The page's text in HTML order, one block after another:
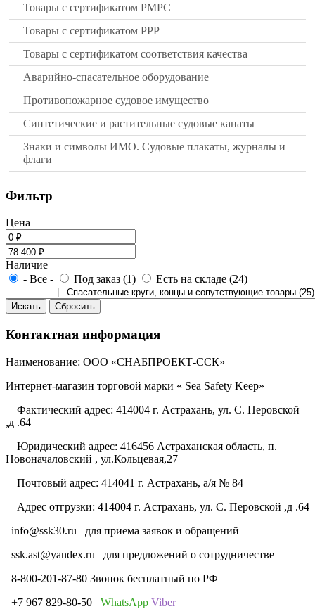
Товары с сертификатом РМРС
Товары с сертификатом РРР
Товары с сертификатом соответствия качества
Аварийно-спасательное оборудование
Противопожарное судовое имущество
Синтетические и растительные судовые канаты
Знаки и символы ИМО. Судовые плакаты, журналы и
флаги
Фильтр
Цена
Наличие
- Все -
Под заказ (1) Есть на складе (24)
Контактная информация
Наименование: ООО «СНАБПРОЕКТ-ССК»
Интернет-магазин торговой марки « Sea Safety Keep»
Фактический адрес: 414004 г. Астрахань, ул. С. Перовской
,д .64
Юридический адрес: 416456 Астраханская область, п.
Новоначаловский , ул.Кольцевая,27
Почтовый адрес: 414041 г. Астрахань, а/я № 84
Адрес отгрузки: 414004 г. Астрахань, ул. С. Перовской ,д .64
info@ssk30.ru для приема заявок и обращений
ssk.ast@yandex.ru для предложений о сотрудничестве
8-800-201-87-80 Звонок бесплатный по РФ
+7 967 829-80-50
WhatsApp Viber